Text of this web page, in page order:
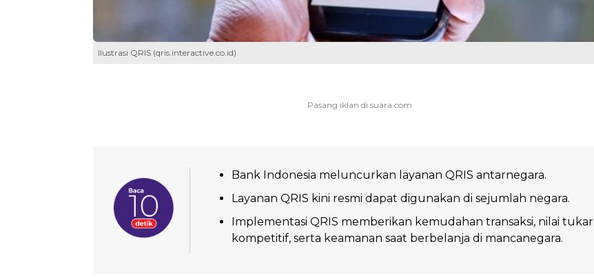
Ilustrasi QRIS (qris.interactive.co.id)
Bank Indonesia meluncurkan layanan QRIS antarnegara.
Layanan QRIS kini resmi dapat digunakan di sejumlah negara.
Implementasi QRIS memberikan kemudahan transaksi, nilai tukar
kompetitif, serta keamanan saat berbelanja di mancanegara.